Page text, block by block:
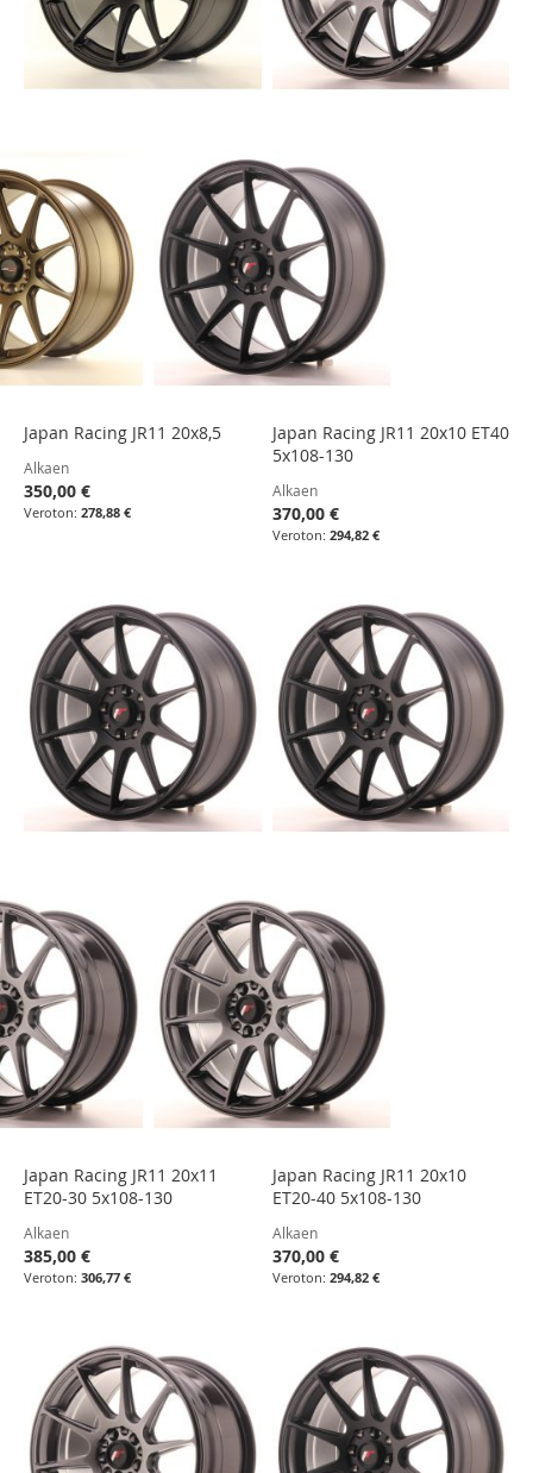
Japan Racing JR11 20x8,5
Alkaen
350,00 €
278,88 €
Japan Racing JR11 20x10 ET40
5x108-130
Alkaen
370,00 €
294,82 €
Japan Racing JR11 20x11
ET20-30 5x108-130
Alkaen
385,00 €
306,77 €
Japan Racing JR11 20x10
ET20-40 5x108-130
Alkaen
370,00 €
294,82 €